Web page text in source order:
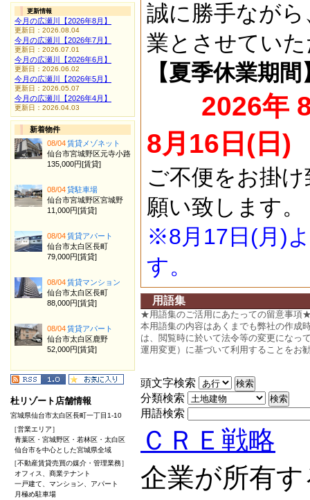
誠に勝手なが
業とさせてい
【夏季休業期間
2026年
8月16日(日)
ご不便をお掛
願い致します。
※8月17日(月)
す。
用語集
★用語集のご活用にあたっての留意事項
本用語集の内容はあくまでも弊社の作成
は、閲覧時に於いて法令等の変更になっ
運用変更）に基づいて利用することをお
頭文字検索
分類検索
用語検索
ＣＲＥ戦略
企業が所有
更新情報
今月の広瀬川【2026年8月】
更新日：2026.08.04
今月の広瀬川【2026年7月】
更新日：2026.07.01
今月の広瀬川【2026年6月】
更新日：2026.06.02
今月の広瀬川【2026年5月】
更新日：2026.05.07
今月の広瀬川【2026年4月】
更新日：2026.04.03
新着物件
08/04賃貸メゾネット
仙台市宮城野区元寺小路
135,000円[賃貸]
08/04貸駐車場
仙台市宮城野区宮城野
11,000円[賃貸]
08/04賃貸アパート
仙台市太白区長町
79,000円[賃貸]
08/04賃貸マンション
仙台市太白区長町
88,000円[賃貸]
08/04賃貸アパート
仙台市太白区鹿野
52,000円[賃貸]
杜リゾート店舗情報
宮城県仙台市太白区長町一丁目1-10
［営業エリア］
青葉区・宮城野区・若林区・太白区
仙台市を中心とした宮城県全域
［不動産賃貸売買の媒介・管理業務］
オフィス、商業テナント
一戸建て、マンション、アパート
月極め駐車場